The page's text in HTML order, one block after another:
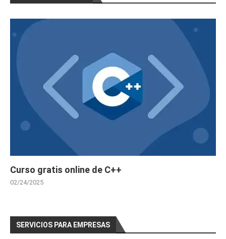
Curso gratis online de C++
02/24/2025
SERVICIOS PARA EMPRESAS